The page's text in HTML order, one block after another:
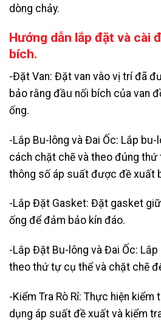
dòng chảy.
Hướng dẫn lắp đặt và cài
bích.
-Đặt Van: Đặt van vào vị trí đã
bảo rằng đầu nối bích của van
ống.
-Lắp Bu-lông và Đai Ốc: Lắp
cách chặt chẽ và theo đúng thứ
thông số áp suất được đề xuất
-Lắp Đặt Gasket: Đặt gasket
ống để đảm bảo kín đáo.
-Lắp Đặt Bu-lông và Đai Ốc:
theo thứ tự cụ thể và chặt chẽ
-Kiểm Tra Rò Rỉ: Thực hiện kiểm
dụng áp suất đề xuất và kiểm